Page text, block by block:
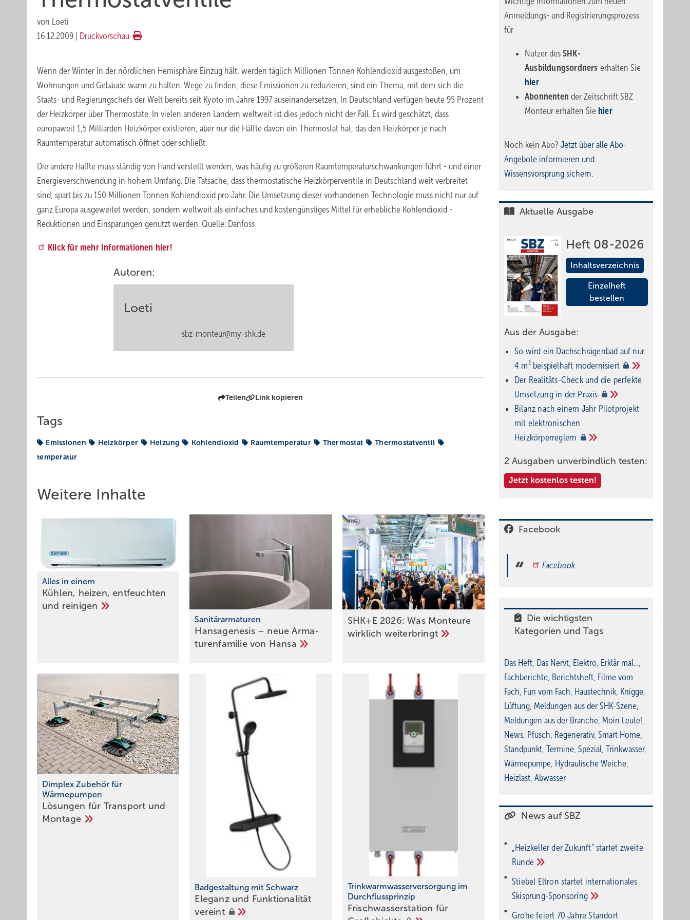
von Loeti
16.12.2009
Druckvorschau
Wenn der Winter in der nördlichen Hemisphäre Einzug hält, werden täglich Millionen Tonnen Kohlendioxid ausgestoßen, um
Wohnungen und Gebäude warm zu halten. Wege zu finden, diese Emissionen zu reduzieren, sind ein Thema, mit dem sich die
Staats- und Regierungschefs der Welt bereits seit Kyoto im Jahre 1997 auseinandersetzen. In Deutschland verfügen heute 95 Prozent
der Heizkörper über Thermostate. In vielen anderen Ländern weltweit ist dies jedoch nicht der Fall. Es wird geschätzt, dass
europaweit 1,5 Milliarden Heizkörper existieren, aber nur die Hälfte davon ein Thermostat hat, das den Heizkörper je nach
Raumtemperatur automatisch öffnet oder schließt.
Die andere Hälfte muss ständig von Hand verstellt werden, was häufig zu größeren Raumtemperaturschwankungen führt - und einer
Energieverschwendung in hohem Umfang. Die Tatsache, dass thermostatische Heizkörperventile in Deutschland weit verbreitet
sind, spart bis zu 150 Millionen Tonnen Kohlendioxid pro Jahr. Die Umsetzung dieser vorhandenen Technologie muss nicht nur auf
ganz Europa ausgeweitet werden, sondern weltweit als einfaches und kostengünstiges Mittel für erhebliche Kohlendioxid -
Reduktionen und Einsparungen genutzt werden. Quelle: Danfoss
Klick für mehr Informationen hier!
Autoren:
Loeti
sbz-monteur@my-shk.de
Teilen Link kopieren
Tags
Emissionen Heizkörper Heizung Kohlendioxid Raumtemperatur Thermostat
Thermostatventil
temperatur
Weitere Inhalte
Alles in einem
Kühlen, heizen, entfeuchten
und reinigen
Sanitärarmaturen
Hansagenesis – neue Arma­
tu­ren­familie von Hansa
SHK+E 2026: Was Monteure
wirklich weiterbringt
Dimplex Zubehör für
Wärmepumpen
Lösungen für Transport und
Montage
Badgestaltung mit Schwarz
Eleganz und Funktionalität
vereint
Trinkwarmwasserversorgung im
Durchflussprinzip
Frischwasserstation für
Anmeldungs- und Registrierungsprozess
für
Nutzer des SHK-
Ausbildungsordners erhalten Sie
hier
Abonnentender Zeitschrift SBZ
Monteur erhalten Sie hier
Noch kein Abo? Jetzt über alle Abo-
Angebote informieren und
Wissensvorsprung sichern.
Aktuelle Ausgabe
Heft 08-2026
Inhaltsverzeichnis
Einzelheft
bestellen
Aus der Ausgabe:
So wird ein Dach­schrägenbad auf nur
4 m² beispielhaft modernisiert
Der Realitäts-Check und die perfekte
Umsetzung in der Praxis
Bilanz nach einem Jahr Pilotprojekt
mit elektronischen
Heizkörperreglern
2 Ausgaben unverbindlich testen:
Jetzt kostenlos testen!
Facebook
Facebook
Die wichtigsten
Kategorien und Tags
Das Heft, Das Nervt, Elektro, Erklär mal…,
Fachberichte, Berichtsheft, Filme vom
Fach, Fun vom Fach, Haustechnik, Knigge,
Lüftung, Meldungen aus der SHK-Szene,
Meldungen aus der Branche, Moin Leute!,
News, Pfusch, Regenerativ, Smart Home,
Standpunkt, Termine, Spezial, Trinkwasser,
Wärmepumpe, Hydraulische Weiche,
Heizlast, Abwasser
News auf SBZ
„Heizkeller der Zu­kunft“ star­tet zwei­te
Run­de
Stiebel Eltron startet internatio­nales
Ski­sprung-Spon­soring
Grohe feiert 70 Jahre Standort